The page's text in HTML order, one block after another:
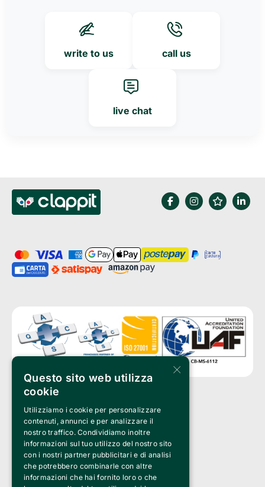
write to us call us
live chat
Clappit is a trademark of:
Bemils Srl
a Socio Unico
Via Fosse Ardeatine, 4 -20092 Cinisello Balsamo (MI)
PI 05589050961
Iscr. C.C.I.A.A. Milano R.E.A. 1833471
© 2010-2025 Bemils Srl - All rights reserved
Credits:
×
Questo sito web utilizza
cookie
Utilizziamo i cookie per personalizzare
contenuti, annunci e per analizzare il
nostro traffico. Condividiamo inoltre
informazioni sul tuo utilizzo del nostro sito
con i nostri partner pubblicitari e di analisi
che potrebbero combinarle con altre
informazioni che hai fornito loro o che